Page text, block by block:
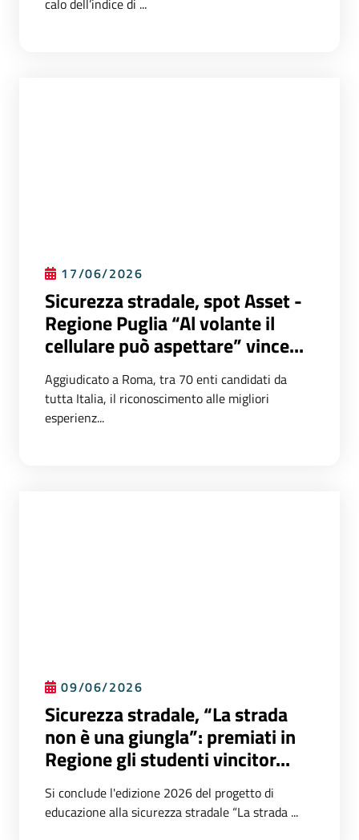
calo dell’indice di ...
17/06/2026
Sicurezza stradale, spot Asset -
Regione Puglia “Al volante il
cellulare può aspettare” vince...
Aggiudicato a Roma, tra 70 enti candidati da
tutta Italia, il riconoscimento alle migliori
esperienz...
09/06/2026
Sicurezza stradale, “La strada
non è una giungla”: premiati in
Regione gli studenti vincitor...
Si conclude l'edizione 2026 del progetto di
educazione alla sicurezza stradale “La strada ...